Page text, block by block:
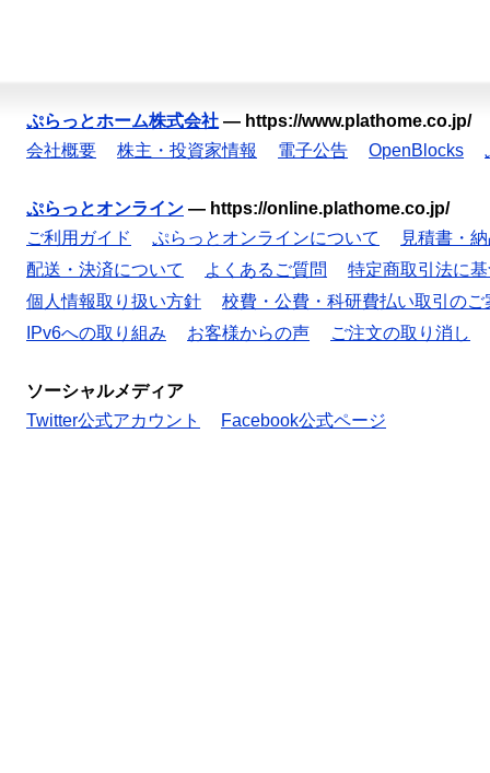
ぷらっとホーム株式会社 — https://www.plathome.co.jp/
会社概要
株主・投資家情報 電子公告 OpenBlocks
ぷらっとオンライン — https://online.plathome.co.jp/
ご利用ガイド
ぷらっとオンラインについて
見積書・
配送・決済について
よくあるご質問
特定商取引法に
個人情報取り扱い方針
校費・公費・科研費払い取引のご
IPv6への取り組み
お客様からの声 ご注文の取り消し
ソーシャルメディア
Twitter公式アカウント
Facebook公式ページ